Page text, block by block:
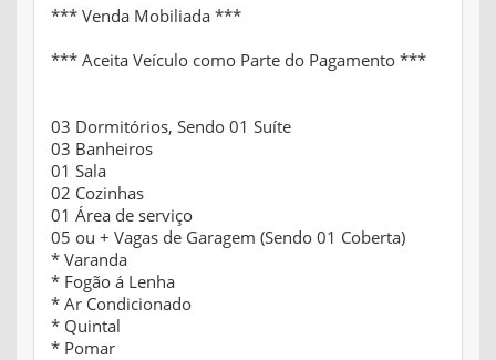
*** Venda Mobiliada ***
*** Aceita Veículo como Parte do Pagamento ***
03 Dormitórios, Sendo 01 Suíte
03 Banheiros
01 Sala
02 Cozinhas
01 Área de serviço
05 ou + Vagas de Garagem (Sendo 01 Coberta)
* Varanda
* Fogão á Lenha
* Ar Condicionado
* Quintal
* Pomar